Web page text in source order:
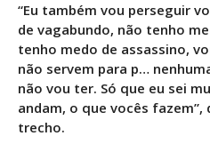
“Eu também vou perseguir
de vagabundo, não tenho
tenho medo de assassino,
não servem para p…
não vou ter. Só que eu sei
andam, o que vocês
trecho.